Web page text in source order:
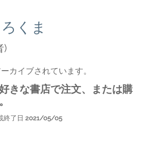
くま
)
カイブされています。
きな書店で注文、または購
終了日 2021/05/05